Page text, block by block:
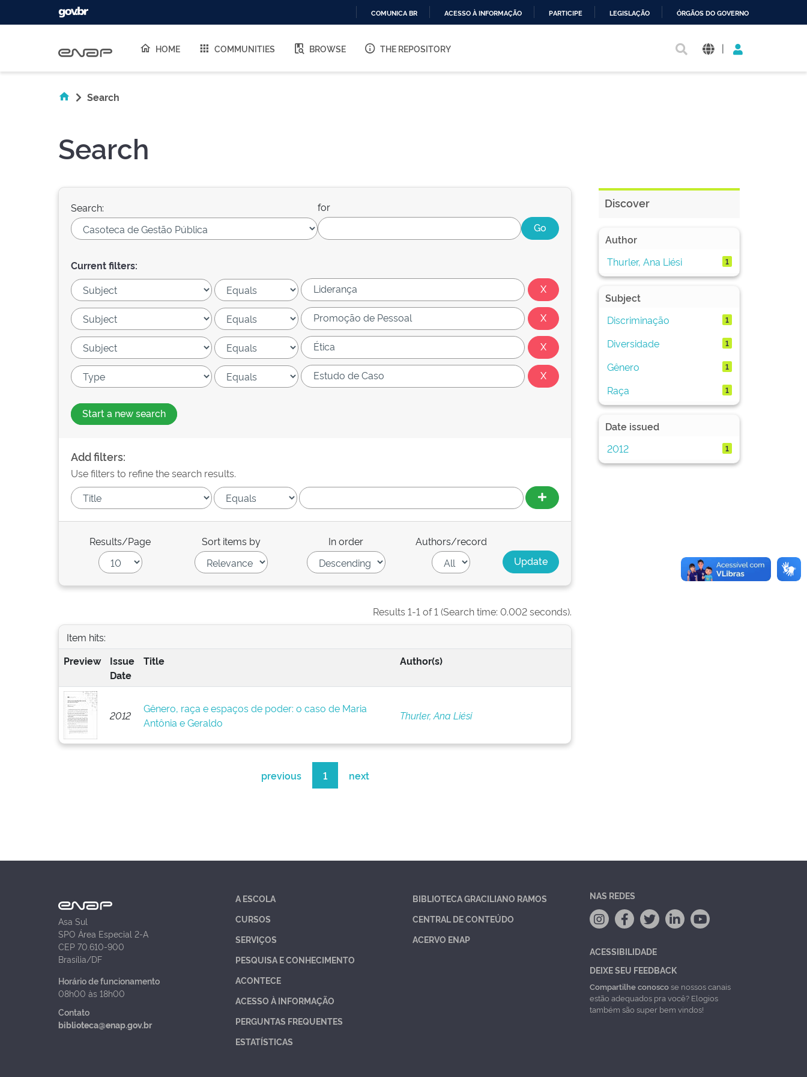
O
COMUNICA BR ACESSO À INFORMAÇÃO PARTICIPE LEGISLAÇÃO ÓRGÃOS DO GOVERNO
HOME COMMUNITIES BROWSE THE REPOSITORY |
Search
Search
Search: for
Current filters:
Start a new search
Add filters:
Use filters to refine the search results.
Results/Page Sort items by In order Authors/record
Results 1-1 of 1 (Search time: 0.002 seconds).
Item hits:
Preview
Issue
Date
Title Author(s)
2012
Gênero, raça e espaços de poder: o caso de Maria
Antônia e Geraldo
Thurler, Ana Liési
previous 1 next
Discover
Author
Thurler, Ana Liési
1
Subject
Discriminação
1
Diversidade 1
Gênero 1
Raça 1
Date issued
2012
1
Asa Sul
SPO Área Especial 2-A
CEP 70.610-900
Brasília/DF
Horário de funcionamento
08h00 às 18h00
Contato
biblioteca@enap.gov.br
A ESCOLA
CURSOS
SERVIÇOS
PESQUISA E CONHECIMENTO
ACONTECE
ACESSO À INFORMAÇÃO
PERGUNTAS FREQUENTES
ESTATÍSTICAS
BIBLIOTECA GRACILIANO RAMOS
CENTRAL DE CONTEÚDO
ACERVO ENAP
NAS REDES
ACESSIBILIDADE
DEIXE SEU FEEDBACK
Compartilhe conoscose nossos canais
estão adequados pra você? Elogios
também são super bem vindos!